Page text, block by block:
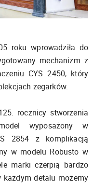
roku wprowadziła do
mechanizm z
CYS 2450, który
zegarków.
rocznicy stworzenia
wyposażony w
2854 z komplikacją
w modelu Robusto w
marki czerpią bardzo
detalu możemy